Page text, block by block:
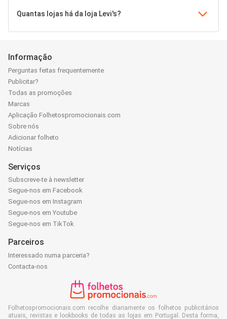
Quantas lojas há da loja Levi's?
Informação
Perguntas feitas frequentemente
Publicitar?
Todas as promoções
Marcas
Aplicação Folhetospromocionais.com
Sobre nós
Adicionar folheto
Notícias
Serviços
Subscreve-te à newsletter
Segue-nos em Facebook
Segue-nos em Instagram
Segue-nos em Youtube
Segue-nos em TikTok
Parceiros
Interessado numa parceria?
Contacta-nos
Folhetospromocionais.com recolhe diariamente os folhetos publicitários
atuais, revistas e lookbooks de todas as lojas em Portugal. Desta forma,